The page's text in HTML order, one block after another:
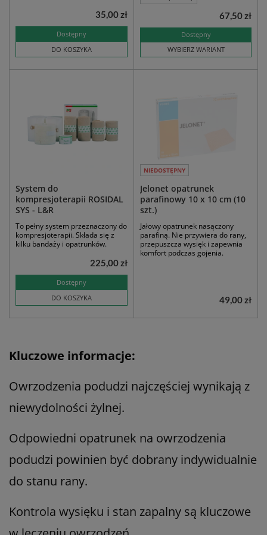
Dostępny
DO KOSZYKA
35,00 zł
Dostępny
WYBIERZ WARIANT
67,50 zł
System do
kompresjoterapii ROSIDAL
SYS - L&R
To pełny system przeznaczony do
kompresjoterapii. Składa się z
kilku bandaży i opatrunków.
Dostępny
DO KOSZYKA
225,00 zł
NIEDOSTĘPNY
Jelonet opatrunek
parafinowy 10 x 10 cm (10
szt.)
Jałowy opatrunek nasączony
parafiną. Nie przywiera do rany,
przepuszcza wysięk i zapewnia
komfort podczas gojenia.
49,00 zł
Kluczowe informacje:
Owrzodzenia podudzi najczęściej wynikają z
niewydolności żylnej.
Odpowiedni opatrunek na owrzodzenia
podudzi powinien być dobrany indywidualnie
do stanu rany.
Kontrola wysięku i stan zapalny są kluczowe